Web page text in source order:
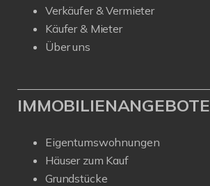
Verkäufer & Vermieter
Käufer & Mieter
Über uns
IMMOBILIENANGEBOTE
Eigentumswohnungen
Häuser zum Kauf
Grundstücke